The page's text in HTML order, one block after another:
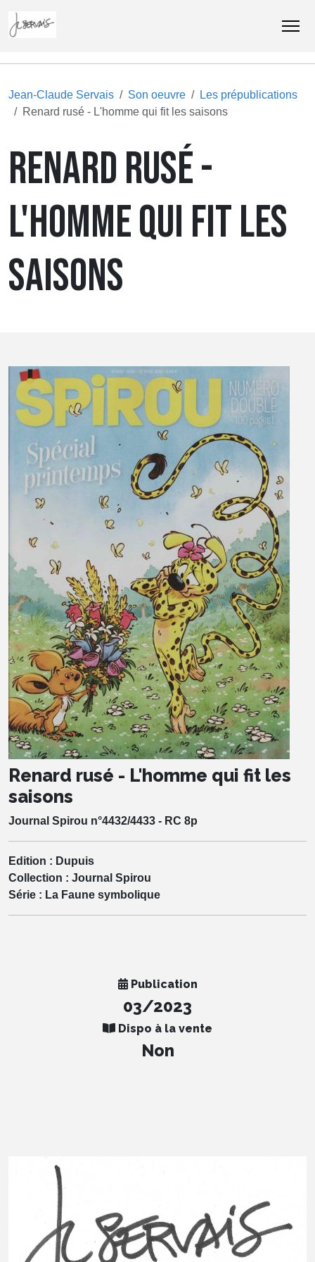
Jean-Claude Servais Son oeuvre
Les prépublications
Renard rusé - L'homme qui fit les saisons
RENARD RUSÉ -
L'HOMME QUI FIT LES
SAISONS
Renard rusé - L'homme qui fit les
saisons
Journal Spirou n°4432/4433 - RC 8p
Edition : Dupuis
Collection : Journal Spirou
Série : La Faune symbolique
Publication
03/2023
Dispo à la vente
Non